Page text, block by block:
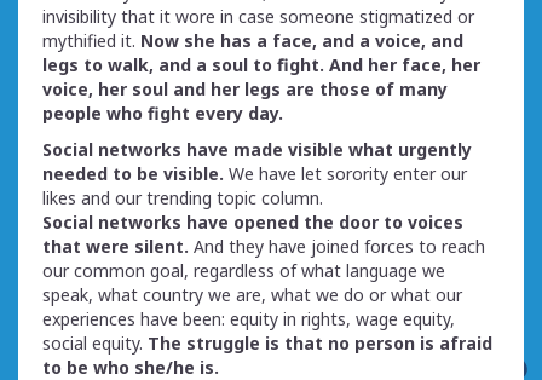
invisibility that it wore in case someone stigmatized or
mythified it. Now she has a face, and a voice, and
legs to walk, and a soul to fight. And her face, her
voice, her soul and her legs are those of many
people who fight every day.
Social networks have made visible what urgently
needed to be visible. We have let sorority enter our
likes and our trending topic column.
Social networks have opened the door to voices
that were silent. And they have joined forces to reach
our common goal, regardless of what language we
speak, what country we are, what we do or what our
experiences have been: equity in rights, wage equity,
social equity. The struggle is that no person is afraid
to be who she/he is.